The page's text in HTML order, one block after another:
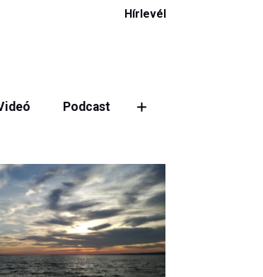
Hírlevél
Podcast